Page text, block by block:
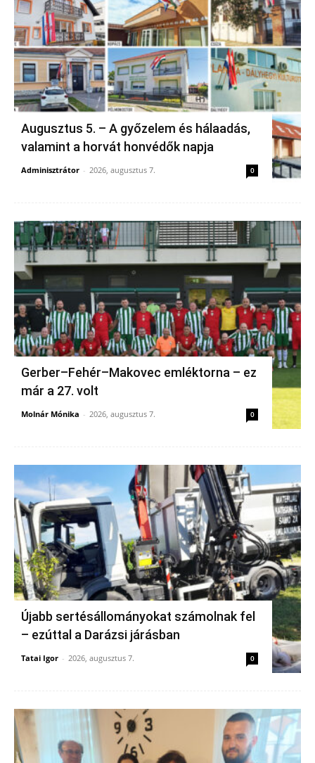
Augusztus 5. – A győzelem és hálaadás,
valamint a horvát honvédők napja
Adminisztrátor - 2026, augusztus 7. 0
Gerber–Fehér–Makovec emléktorna – ez
már a 27. volt
Molnár Mónika - 2026, augusztus 7. 0
Újabb sertésállományokat számolnak fel
– ezúttal a Darázsi járásban
Tatai Igor - 2026, augusztus 7. 0